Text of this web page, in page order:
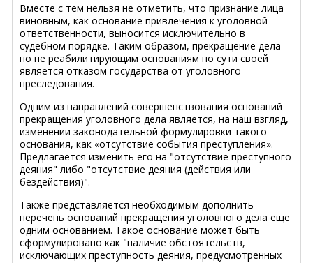
Вместе с тем нельзя не отметить, что признание лица
виновным, как основание привлечения к уголовной
ответственности, выносится исключительно в
судебном порядке. Таким образом, прекращение дела
по не реабилитирующим основаниям по сути своей
является отказом государства от уголовного
преследования.
Одним из направлений совершенствования оснований
прекращения уголовного дела является, на наш взгляд,
изменении законодательной формулировки такого
основания, как «отсутствие события преступления».
Предлагается изменить его на "отсутствие преступного
деяния" либо "отсутствие деяния (действия или
бездействия)".
Также представляется необходимым дополнить
перечень оснований прекращения уголовного дела еще
одним основанием. Такое основание может быть
сформулировано как "наличие обстоятельств,
исключающих преступность деяния, предусмотренных